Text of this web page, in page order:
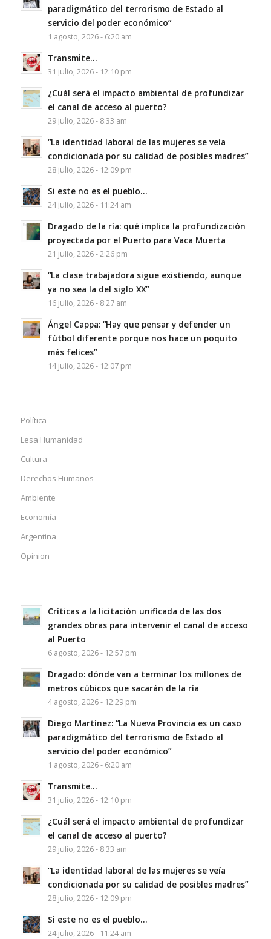
paradigmático del terrorismo de Estado al
servicio del poder económico”
1 agosto, 2026 - 6:20 am
Transmite…
31 julio, 2026 - 12:10 pm
¿Cuál será el impacto ambiental de profundizar
el canal de acceso al puerto?
29 julio, 2026 - 8:33 am
“La identidad laboral de las mujeres se veía
condicionada por su calidad de posibles madres”
28 julio, 2026 - 12:09 pm
Si este no es el pueblo…
24 julio, 2026 - 11:24 am
Dragado de la ría: qué implica la profundización
proyectada por el Puerto para Vaca Muerta
21 julio, 2026 - 2:26 pm
“La clase trabajadora sigue existiendo, aunque
ya no sea la del siglo XX”
16 julio, 2026 - 8:27 am
Ángel Cappa: “Hay que pensar y defender un
fútbol diferente porque nos hace un poquito
más felices”
14 julio, 2026 - 12:07 pm
Política
Lesa Humanidad
Cultura
Derechos Humanos
Ambiente
Economía
Argentina
Opinion
Críticas a la licitación unificada de las dos
grandes obras para intervenir el canal de acceso
al Puerto
6 agosto, 2026 - 12:57 pm
Dragado: dónde van a terminar los millones de
metros cúbicos que sacarán de la ría
4 agosto, 2026 - 12:29 pm
Diego Martínez: “La Nueva Provincia es un caso
paradigmático del terrorismo de Estado al
servicio del poder económico”
1 agosto, 2026 - 6:20 am
Transmite…
31 julio, 2026 - 12:10 pm
¿Cuál será el impacto ambiental de profundizar
el canal de acceso al puerto?
29 julio, 2026 - 8:33 am
“La identidad laboral de las mujeres se veía
condicionada por su calidad de posibles madres”
28 julio, 2026 - 12:09 pm
Si este no es el pueblo…
24 julio, 2026 - 11:24 am